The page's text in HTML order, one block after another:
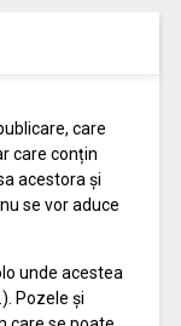
care
care conțin
acestora și
se vor aduce
unde acestea
Pozele și